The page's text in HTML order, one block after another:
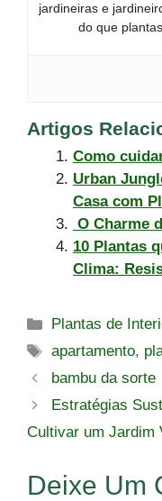
jardineiras e
do que
Artigos
Como
Urban
Casa com
O Charme
10 Plantas
Clima:
Categorias
Plantas de
Tags
apartamento,
bambu da sorte
Estratégias
Cultivar um Jardim
Deixe Um